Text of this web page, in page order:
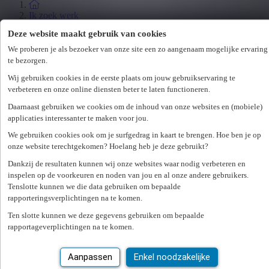
Deze website maakt gebruik van cookies
We proberen je als bezoeker van onze site een zo aangenaam mogelijke ervaring
te bezorgen.
Wij gebruiken cookies in de eerste plaats om jouw gebruikservaring te
verbeteren en onze online diensten beter te laten functioneren.
Daarnaast gebruiken we cookies om de inhoud van onze websites en (mobiele)
applicaties interessanter te maken voor jou.
We gebruiken cookies ook om je surfgedrag in kaart te brengen. Hoe ben je op
onze website terechtgekomen? Hoelang heb je deze gebruikt?
Dankzij de resultaten kunnen wij onze websites waar nodig verbeteren en
inspelen op de voorkeuren en noden van jou en al onze andere gebruikers.
Tenslotte kunnen we die data gebruiken om bepaalde
rapporteringsverplichtingen na te komen.
Ten slotte kunnen we deze gegevens gebruiken om bepaalde
rapportageverplichtingen na te komen.
Aanpassen Enkel noodzakelijke
Ik zoek werk
Jobbeurzen
Wetgeving
Ik zoek personeel
Office
Technicum
Customer Care
Accounting & Finance
Human Resources
Maritiem
Ik zoek personeel
Hr-diensten
Flexi-jobs
Projectsourcing